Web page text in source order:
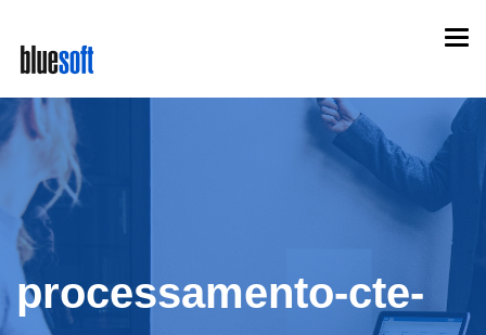
main
content
processamento-cte-